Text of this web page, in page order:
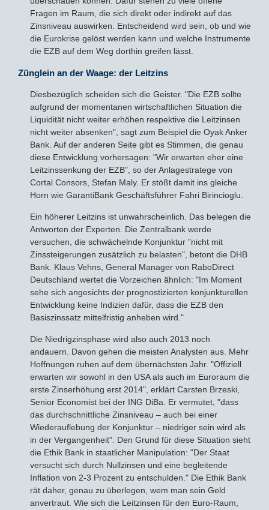
Robo-Advisor
Crowdinvesting
P2P-Kredite
Bausparvertrag
Newsletter
Fragen im Raum, die sich direkt oder indirekt auf das
Zinsniveau auswirken. Entscheidend wird sein, ob und wie
die Eurokrise gelöst werden kann und welche Instrumente
die EZB auf dem Weg dorthin greifen lässt.
Zünglein an der Waage: der Leitzins
Diesbezüglich scheiden sich die Geister. "Die EZB sollte
aufgrund der momentanen wirtschaftlichen Situation die
Liquidität nicht weiter erhöhen respektive die Leitzinsen
nicht weiter absenken", sagt zum Beispiel die Oyak Anker
Bank. Auf der anderen Seite gibt es Stimmen, die genau
diese Entwicklung vorhersagen: "Wir erwarten eher eine
Leitzinssenkung der EZB", so der Anlagestratege von
Cortal Consors, Stefan Maly. Er stößt damit ins gleiche
Horn wie GarantiBank Geschäftsführer Fahri Birincioglu.
Ein höherer Leitzins ist unwahrscheinlich. Das belegen die
Antworten der Experten. Die Zentralbank werde
versuchen, die schwächelnde Konjunktur "nicht mit
Zinssteigerungen zusätzlich zu belasten", betont die DHB
Bank. Klaus Vehns, General Manager von RaboDirect
Deutschland wertet die Vorzeichen ähnlich: "Im Moment
sehe sich angesichts der prognostizierten konjunkturellen
Entwicklung keine Indizien dafür, dass die EZB den
Basiszinssatz mittelfristig anheben wird."
Die Niedrigzinsphase wird also auch 2013 noch
andauern. Davon gehen die meisten Analysten aus. Mehr
Hoffnungen ruhen auf dem übernächsten Jahr. "Offiziell
erwarten wir sowohl in den USA als auch im Euroraum die
erste Zinserhöhung erst 2014", erklärt Carsten Brzeski,
Senior Economist bei der ING DiBa. Er vermutet, "dass
das durchschnittliche Zinsniveau – auch bei einer
Wiederauflebung der Konjunktur – niedriger sein wird als
in der Vergangenheit". Den Grund für diese Situation sieht
die Ethik Bank in staatlicher Manipulation: "Der Staat
versucht sich durch Nullzinsen und eine begleitende
Inflation von 2-3 Prozent zu entschulden." Die Ethik Bank
rät daher, genau zu überlegen, wem man sein Geld
anvertraut. Wie sich die Leitzinsen für den Euro-Raum,